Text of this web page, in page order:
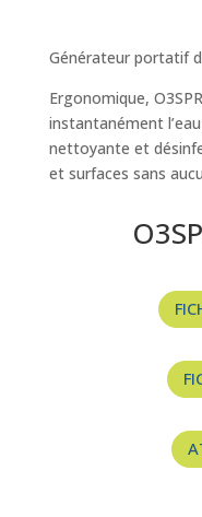
Générateur portatif
Ergonomique,
instantanément
nettoyante et
et surfaces sans